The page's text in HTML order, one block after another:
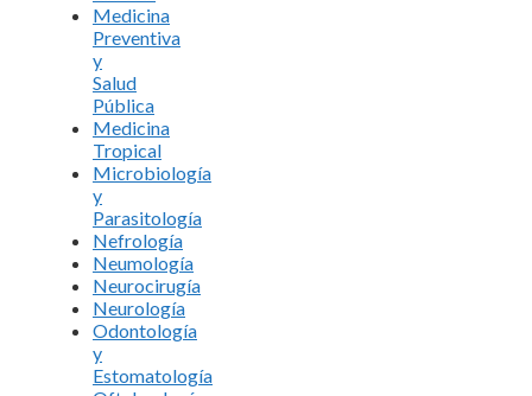
Medicina
Preventiva
y
Salud
Pública
Medicina
Tropical
Microbiología
y
Parasitología
Nefrología
Neumología
Neurocirugía
Neurología
Odontología
y
Estomatología